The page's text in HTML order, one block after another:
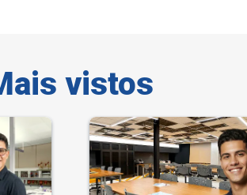
vistos